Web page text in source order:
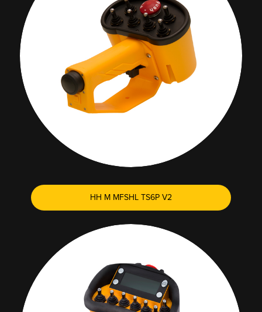
HH M MFSHL TS6P V2